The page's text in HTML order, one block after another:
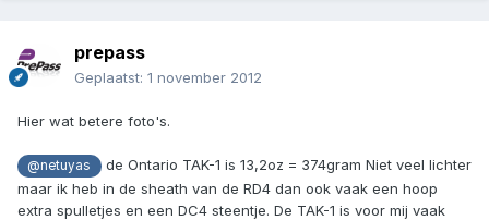
prepass
Geplaatst: 1 november 2012
Hier wat betere foto's.
@netuyas
de Ontario TAK-1 is 13,2oz = 374gram Niet veel lichter
maar ik heb in de sheath van de RD4 dan ook vaak een hoop
extra spulletjes en een DC4 steentje. De TAK-1 is voor mij vaak